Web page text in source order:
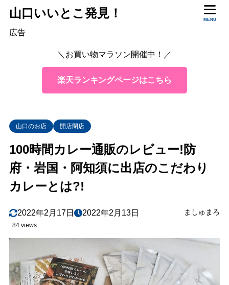
山口いいとこ発見！ MENU
広告
＼お買い物マラソン開催中！／
楽天ランキングページはこちら
山口のお店 開店閉店
100時間カレー通販のレビュー!防
府・岩国・阿知須に出店のこだわり
カレーとは?!
2022年2月17日 2022年2月13日 ましゅまろ
84 views
目次
どこで買える？
実食レビュー
【濃厚ビーフカレー】
2.3 【バターチキンカレー】
3 みんなのお家カレー紹介
4 カレー補足情報
5 まとめ